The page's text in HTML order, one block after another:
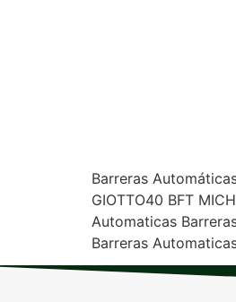
Barreras
GIOTTO40 BFT
Automaticas
Barreras